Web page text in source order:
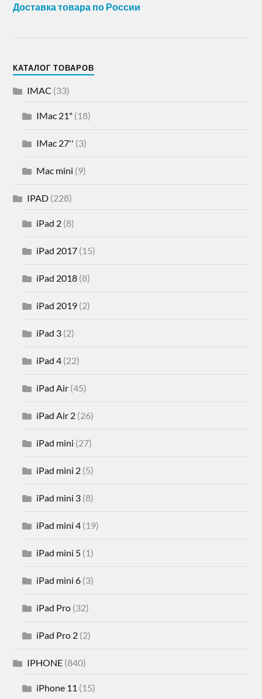
Доставка товара по России
КАТАЛОГ ТОВАРОВ
IMAC (33)
IMac 21" (18)
IMac 27'' (3)
Mac mini (9)
IPAD (228)
iPad 2 (8)
iPad 2017 (15)
iPad 2018 (8)
iPad 2019 (2)
iPad 3 (2)
iPad 4 (22)
iPad Air (45)
iPad Air 2 (26)
iPad mini (27)
iPad mini 2 (5)
iPad mini 3 (8)
iPad mini 4 (19)
iPad mini 5 (1)
iPad mini 6 (3)
iPad Pro (32)
iPad Pro 2 (2)
IPHONE (840)
iPhone 11 (15)